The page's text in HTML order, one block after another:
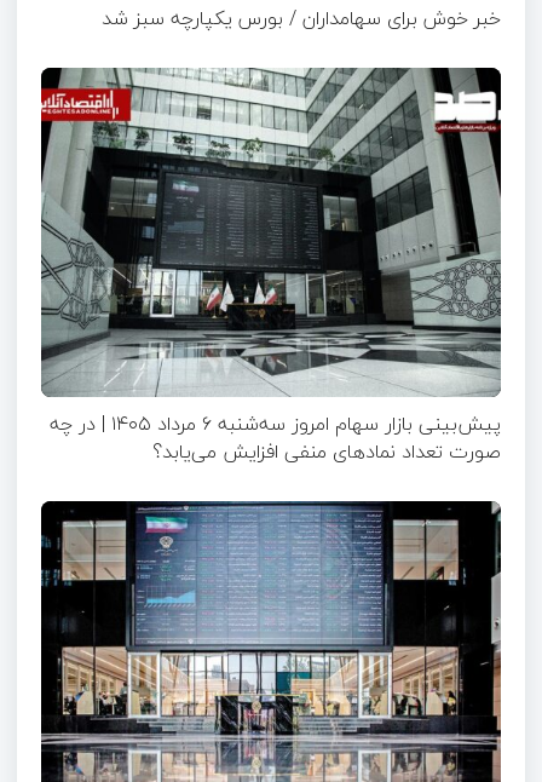
خبر خوش برای سهامداران / بورس یکپارچه سبز شد
پیش‌بینی بازار سهام امروز سه‌شنبه ۶ مرداد ۱۴۰۵ | در چه
صورت تعداد نماد‌های منفی افزایش می‌یابد؟